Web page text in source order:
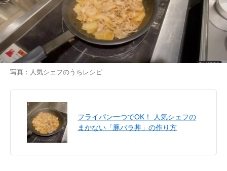
写真：人気シェフのうちレシピ
フライパン一つでOK！ 人気シェフの
まかない「豚バラ丼」の作り方